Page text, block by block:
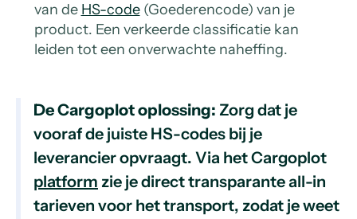
van de HS-code(Goederencode) van je
product. Een verkeerde classificatie kan
leiden tot een onverwachte naheffing.
De Cargoplot oplossing: Zorg dat je
vooraf de juiste HS-codes bij je
leverancier opvraagt. Via het Cargoplot
platform zie je direct transparante all-in
tarieven voor het transport, zodat je weet